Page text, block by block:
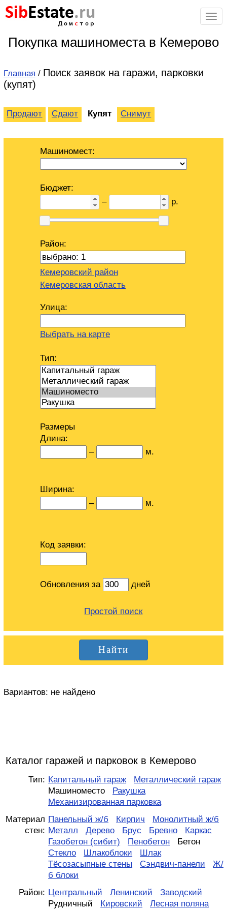
SibEstate.ru
стор
Покупка машиноместа в Кемерово
Главная / Поиск заявок на гаражи, парковки
(купят)
Продают Сдают Купят Снимут
Машиномест:
Бюджет:
–
р.
Район:
Кемеровский район
Кемеровская область
Улица:
Выбрать на карте
Тип:
Размеры
Длина:
–
м.
Ширина:
–
м.
Код заявки:
Обновления за дней
Простой поиск
Вариантов: не найдено
Каталог гаражей и парковок в Кемерово
Тип: Капитальный гараж
Металлический гараж
Машиноместо
Ракушка
Механизированная парковка
Материал
стен:
Панельный ж/б Кирпич
Монолитный ж/б
Металл
Дерево Брус Бревно
Каркас
Газобетон (сибит)
Пенобетон
Бетон
Стекло
Шлакоблоки
Шлак
Тёсозасыпные стены
Сэндвич-панели
Ж/
б блоки
Район: Центральный Ленинский
Заводский
Рудничный
Кировский Лесная поляна